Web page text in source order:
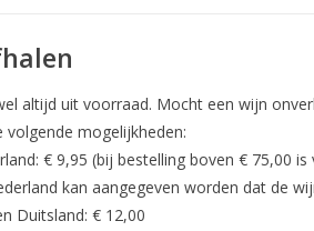
altijd uit voorraad. Mocht een wijn
mogelijkheden:
€ 9,95 (bij bestelling boven € 75,00 is
kan aangegeven worden dat de
Duitsland: € 12,00